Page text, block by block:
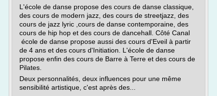
L'école de danse propose des cours de danse classique,
des cours de modern jazz, des cours de streetjazz, des
cours de jazz lyric ,cours de danse contemporaine, des
cours de hip hop et des cours de dancehall. Côté Canal
école de danse propose aussi des cours d'Eveil à partir
de 4 ans et des cours d'Initiation. L'école de danse
propose enfin des cours de Barre à Terre et des cours de
Pilates.
Deux personnalités, deux influences pour une même
sensibilité artistique, c'est après des...